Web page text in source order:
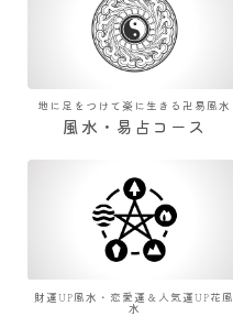
地に足をつけて楽に生きる卍易風水
風水・易占コース
財運UP風水・恋愛運＆人気運UP花風
水